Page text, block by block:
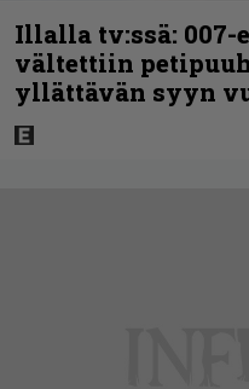
Illalla tv:ssä: 007-
vältettiin
yllättävän syyn